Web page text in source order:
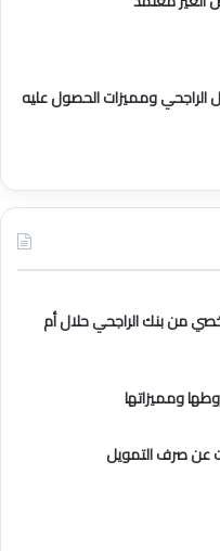
الراجحي ومميزات الحصول عليه
من بنك الراجحي حلال أم
ومميزاتها
عن صرف التمويل